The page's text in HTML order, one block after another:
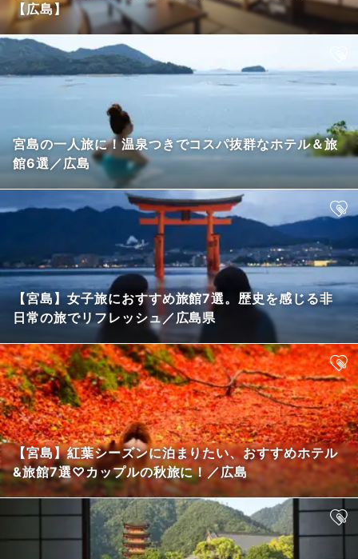
【広島】
宮島の一人旅に！温泉つきでコスパ抜群なホテル＆旅
館6選／広島
【宮島】女子旅におすすめ旅館7選。歴史を感じる非
日常の旅でリフレッシュ／広島県
【宮島】紅葉シーズンに泊まりたい、おすすめホテル
&旅館7選♡カップルの秋旅に！／広島